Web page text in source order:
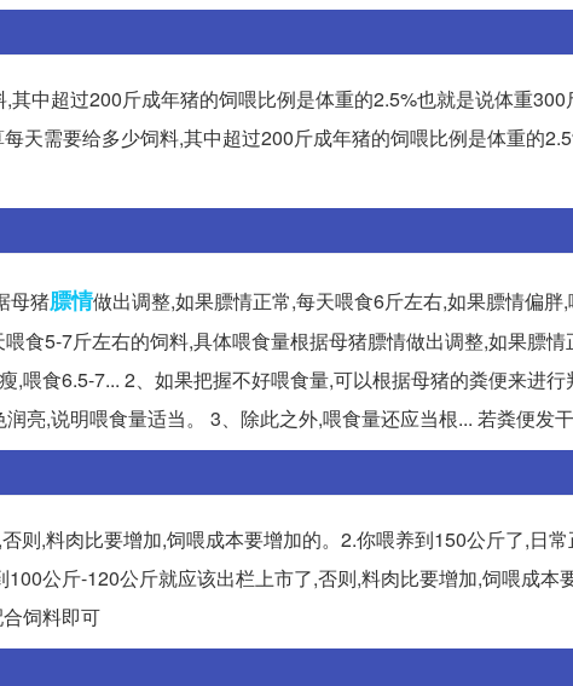
中超过200斤成年猪的饲喂比例是体重的2.5%也就是说体重300
天需要给多少饲料,其中超过200斤成年猪的饲喂比例是体重的
母猪膘情做出调整,如果膘情正常,每天喂食6斤左右,如果膘情偏胖
食5-7斤左右的饲料,具体喂食量根据母猪膘情做出调整,如果膘情
喂食6.5-7... 2、如果把握不好喂食量,可以根据母猪的粪便来进行
亮,说明喂食量适当。 3、除此之外,喂食量还应当根... 若粪便发干
则,料肉比要增加,饲喂成本要增加的。2.你喂养到150公斤了,日常
公斤-120公斤就应该出栏上市了,否则,料肉比要增加,饲喂成本
饲料即可